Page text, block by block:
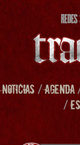
NOTICIAS /AGENDA
/